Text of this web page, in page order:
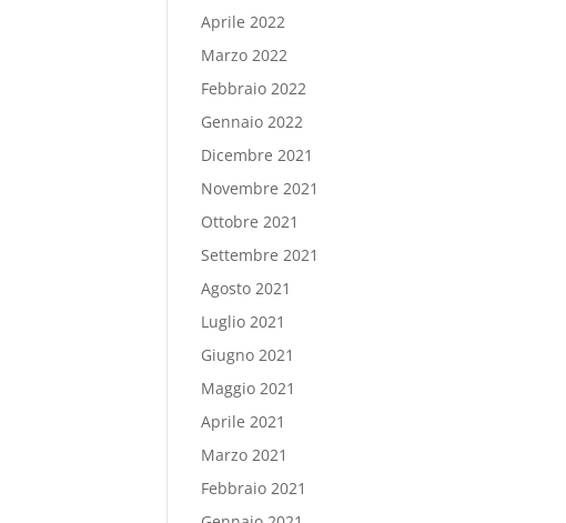
Aprile 2022
Marzo 2022
Febbraio 2022
Gennaio 2022
Dicembre 2021
Novembre 2021
Ottobre 2021
Settembre 2021
Agosto 2021
Luglio 2021
Giugno 2021
Maggio 2021
Aprile 2021
Marzo 2021
Febbraio 2021